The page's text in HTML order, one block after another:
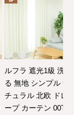
ルフラ 遮光1級 洗え
る 無地 シンプル ナ
チュラル 北欧 ドレ
ープ カーテン 00TD